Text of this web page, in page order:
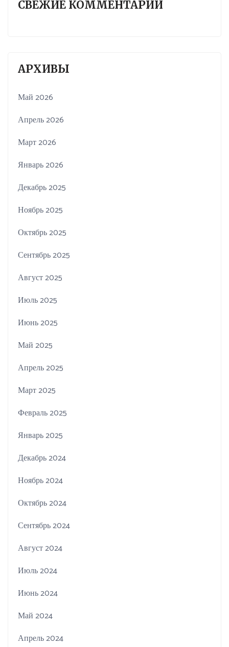
СВЕЖИЕ КОММЕНТАРИИ
АРХИВЫ
Май 2026
Апрель 2026
Март 2026
Январь 2026
Декабрь 2025
Ноябрь 2025
Октябрь 2025
Сентябрь 2025
Август 2025
Июль 2025
Июнь 2025
Май 2025
Апрель 2025
Март 2025
Февраль 2025
Январь 2025
Декабрь 2024
Ноябрь 2024
Октябрь 2024
Сентябрь 2024
Август 2024
Июль 2024
Июнь 2024
Май 2024
Апрель 2024